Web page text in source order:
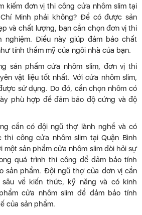
kiếm đơn vị thi công cửa nhôm slim tại
Minh phải không? Để có được sản
và chất lượng, bạn cần chọn đơn vị thi
nghiệm. Điều này giúp đảm bảo chất
tính thẩm mỹ của ngôi nhà của bạn.
sản phẩm cửa nhôm slim, đơn vị thi
vật liệu tốt nhất. Với cửa nhôm slim,
sử dụng. Do đó, cần chọn nhôm có
phù hợp để đảm bảo độ cứng và độ
cần có đội ngũ thợ lành nghề và có
thi công cửa nhôm slim tại Quận Bình
một sản phẩm cửa nhôm slim đòi hỏi sự
quá trình thi công để đảm bảo tính
sản phẩm. Đội ngũ thợ của đơn vị cần
về kiến ​​thức, kỹ năng và có kinh
cửa nhôm slim để đảm bảo tính
của sản phẩm.